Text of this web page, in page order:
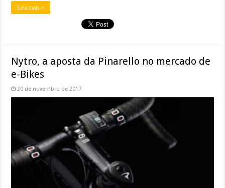
Leia mais »
Nytro, a aposta da Pinarello no mercado de
e-Bikes
20 de novembro de 2017